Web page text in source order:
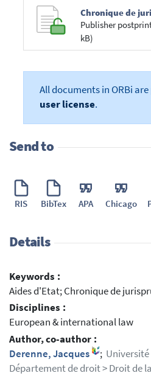
Publisher
kB)
All documents in ORBi
user license.
Send to
RIS BibTex APA Chicago
Details
Keywords :
Aides d'Etat; Chronique de
Disciplines :
European & international law
Author, co-author :
Derenne, Jacques
; Université
Département de droit > Droit de